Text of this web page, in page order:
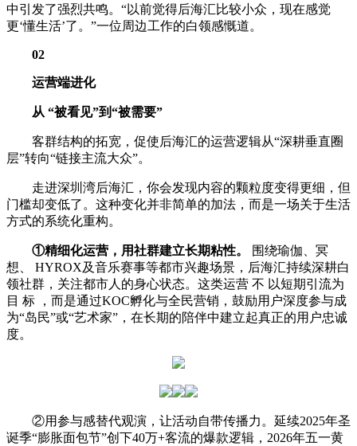
中引发了强烈共鸣。“以前觉得后海汇比较小众，现在感觉
更‘懂生活’了。”一位周边工作的白领感慨道。
02
运营端进化
从 “被看见”到“被需要”
客群结构的拓宽，促使后海汇的运营逻辑从“深耕垂直圈
层”转向“链接主流大众”。
走进深圳湾后海汇，你会发现内容的颗粒度变得更细，但
门槛却变低了。这种变化并非简单的加法，而是一场关于生活
方式的系统化重构。
①精细化运营，用社群建立长期粘性。
围绕瑜伽、冥
想、 HYROX及音乐赛事等都市兴趣场景，后海汇持续深耕白
领社群，关注都市人的身心状态。这类运营 不 以短期引流为
目 标 ，而是通过KOC孵化与全民营销，鼓励用户深度参与成
为“岛民”或“艺术家”，在长期的陪伴中建立起真正的用户忠诚
度。
②用参与感替代观演，让活动自带传播力。延续2025年圣
诞季“膨胀面包节”创下40万+客流的爆款逻辑，2026年五一黄